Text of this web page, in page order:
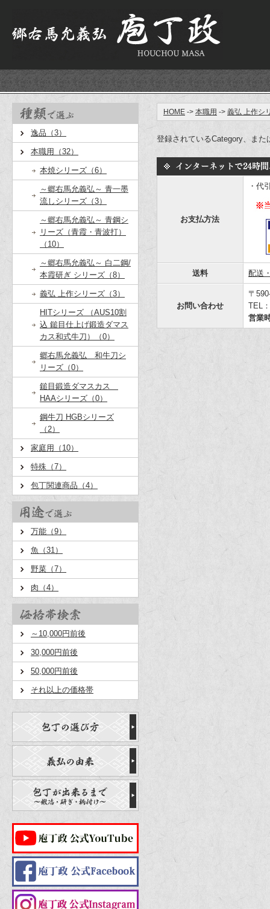
逸品（3）
本職用（32）
本焼シリーズ（6）
～郷右馬允義弘～ 青一墨
流しシリーズ（3）
～郷右馬允義弘～ 青鋼シ
リーズ（青霞・青波打）
（10）
～郷右馬允義弘～ 白二鋼/
本霞研ぎ シリーズ（8）
義弘 上作シリーズ（3）
HITシリーズ （AUS10割
込 鎚目仕上げ鍛造ダマス
カス和式牛刀）（0）
郷右馬允義弘 和牛刀シ
リーズ（0）
鎚目鍛造ダマスカス
HAAシリーズ（0）
鋼牛刀 HGBシリーズ
（2）
家庭用（10）
特殊（7）
包丁関連商品（4）
万能（9）
魚（31）
野菜（7）
肉（4）
～10,000円前後
30,000円前後
50,000円前後
それ以上の価格帯
HOME -> 本職用 -> 義弘 上作シ
登録されているCategory、また
お支払方法
・代
送料 配送
お問い合わせ
〒
TEL
営業